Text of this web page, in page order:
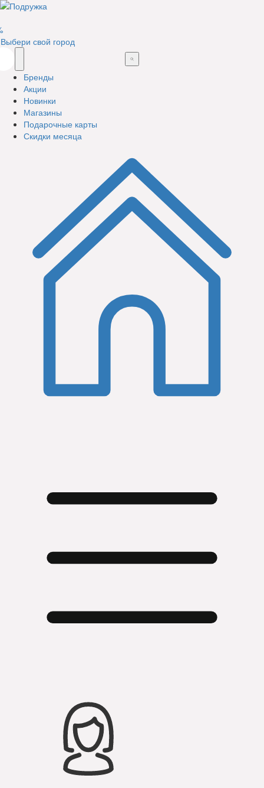
Выбери свой город
Бренды
Акции
Новинки
Магазины
Подарочные карты
Скидки месяца